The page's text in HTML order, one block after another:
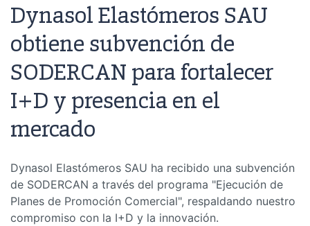
Dynasol Elastómeros SAU
obtiene subvención de
SODERCAN para fortalecer
I+D y presencia en el
mercado
Dynasol Elastómeros SAU ha recibido una subvención
de SODERCAN a través del programa "Ejecución de
Planes de Promoción Comercial", respaldando nuestro
compromiso con la I+D y la innovación.